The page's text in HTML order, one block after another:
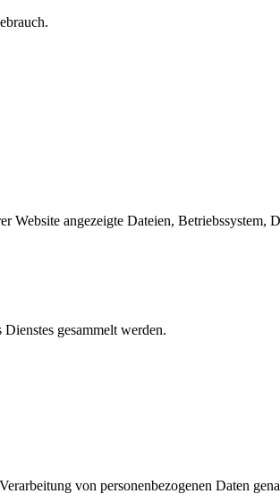
Website angezeigte Dateien, Betriebssystem,
gesammelt werden.
von personenbezogenen Daten